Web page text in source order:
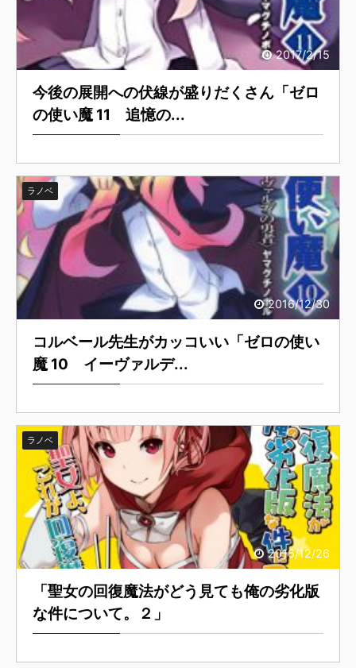
2017/2/15
今後の展開への伏線が盛りだくさん「ゼロ
の使い魔 11 追憶の...
2016/12/30
ラノベ
コルベール先生がカッコいい「ゼロの使い
魔 10 イーヴァルデ...
2016/12/26
ラノベ
「聖女の回復魔法がどう見ても俺の劣化版
な件について。２」